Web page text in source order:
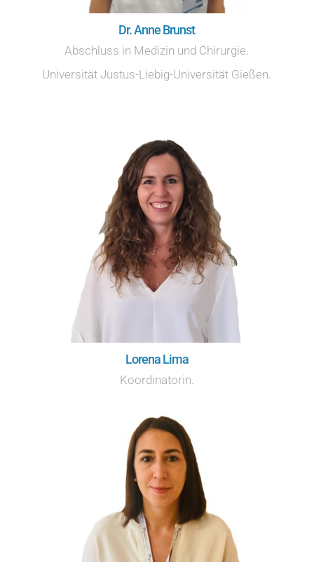
Dr. Anne Brunst
Abschluss in Medizin und Chirurgie.
Universität Justus-Liebig-Universität Gießen.
Lorena Lima
Koordinatorin.